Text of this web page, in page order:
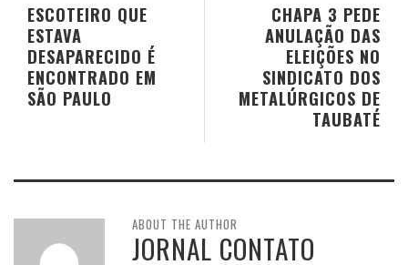
CHAPA 3 PEDE
ANULAÇÃO DAS
ELEIÇÕES NO
SINDICATO DOS
METALÚRGICOS DE
TAUBATÉ
ESCOTEIRO QUE
ESTAVA
DESAPARECIDO É
ENCONTRADO EM
SÃO PAULO
ABOUT THE AUTHOR
JORNAL CONTATO